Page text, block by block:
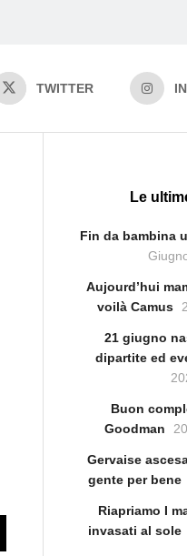
TWITTER
Le
Fin da bambina
Aujourd’hui
voilà Camus
21 giugno
dipartite ed
Buon
Goodman
Gervaise
gente per bene
Riapriamo I
invasati al sole